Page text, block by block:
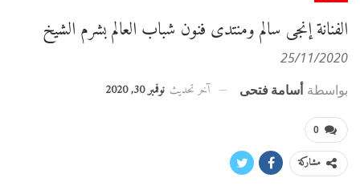
الفنانة إنجى سالم ومنتدى فنون شباب العالم بشرم الشيخ
25/11/2020
بواسطة أسامة فتحى آخر تحديث نوفمبر 30, 2020
0
مشاركة